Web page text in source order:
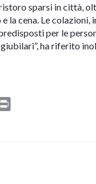
sparsi in città,
la cena. Le
per le
ha riferito